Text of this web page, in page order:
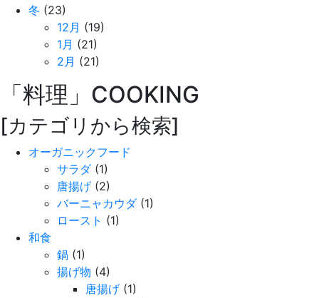
冬 (23)
12月 (19)
1月 (21)
2月 (21)
「料理」 COOKING
[カテゴリから検索]
オーガニックフード
サラダ(1)
唐揚げ (2)
バーニャカウダ(1)
ロースト (1)
和食
鍋 (1)
揚げ物 (4)
唐揚げ (1)